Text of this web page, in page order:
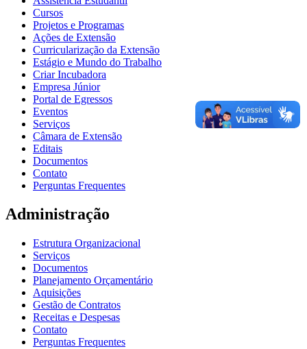
Cursos
Projetos e Programas
Ações de Extensão
Curricularização da Extensão
Estágio e Mundo do Trabalho
Criar Incubadora
Empresa Júnior
Portal de Egressos
Eventos
Serviços
Câmara de Extensão
Editais
Documentos
Contato
Perguntas Frequentes
Administração
Estrutura Organizacional
Serviços
Documentos
Planejamento Orçamentário
Aquisições
Gestão de Contratos
Receitas e Despesas
Contato
Perguntas Frequentes